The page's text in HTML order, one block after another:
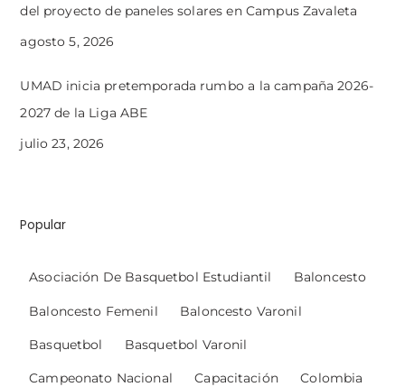
del proyecto de paneles solares en Campus Zavaleta
agosto 5, 2026
UMAD inicia pretemporada rumbo a la campaña 2026-
2027 de la Liga ABE
julio 23, 2026
Popular
Asociación De Basquetbol Estudiantil Baloncesto
Baloncesto Femenil Baloncesto Varonil
Basquetbol Basquetbol Varonil
Campeonato Nacional Capacitación Colombia